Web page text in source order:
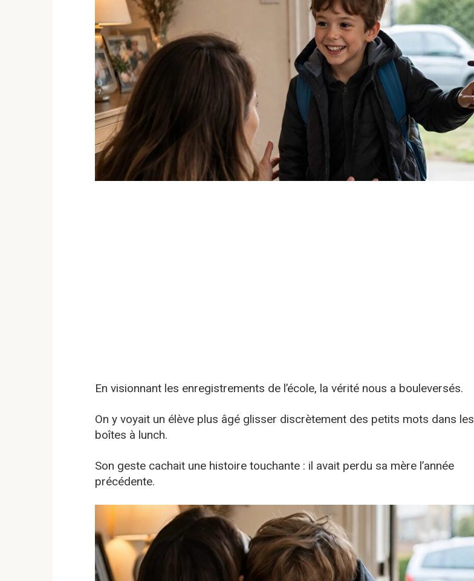
En visionnant les enregistrements de l’école, la vérité nous a bouleversés.
On y voyait un élève plus âgé glisser discrètement des petits mots dans les
boîtes à lunch.
Son geste cachait une histoire touchante : il avait perdu sa mère l’année
précédente.